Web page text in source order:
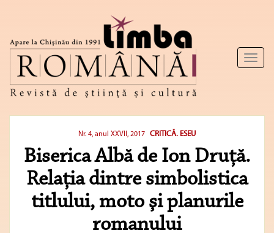
Toggle
Nr. 4, anul XXVII, 2017 CRITICĂ. ESEU
Biserica Albă de Ion Druță.
Relaţia dintre simbolistica
titlului, moto şi planurile
romanului